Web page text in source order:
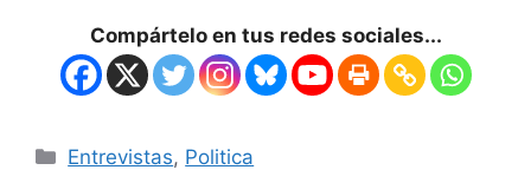
Compártelo en tus redes sociales...
Entrevistas, Politica